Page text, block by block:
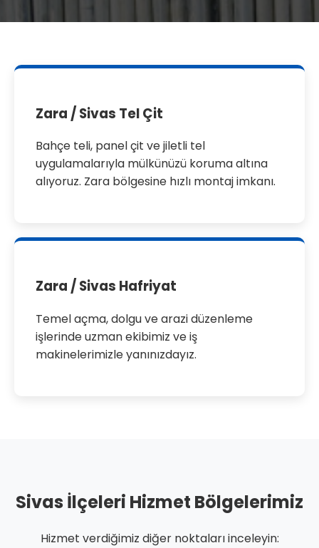
Zara / Sivas Tel Çit
Bahçe teli, panel çit ve jiletli tel
uygulamalarıyla mülkünüzü koruma altına
alıyoruz. Zara bölgesine hızlı montaj imkanı.
Zara / Sivas Hafriyat
Temel açma, dolgu ve arazi düzenleme
işlerinde uzman ekibimiz ve iş
makinelerimizle yanınızdayız.
Sivas İlçeleri Hizmet Bölgelerimiz
Hizmet verdiğimiz diğer noktaları inceleyin: